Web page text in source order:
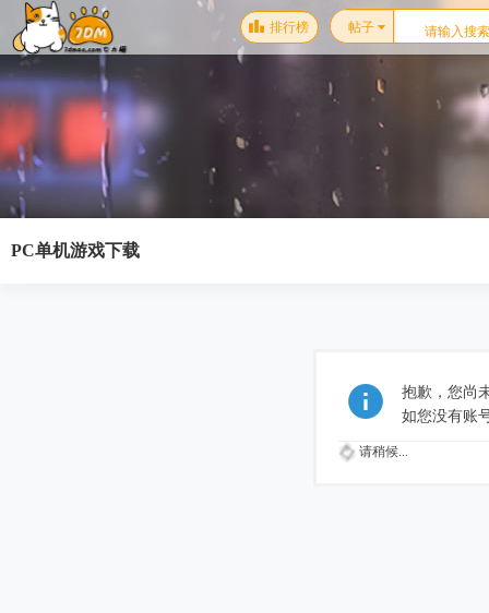
排行榜 帖子
PC单机游戏下载
抱歉，您尚
如您没有账
请稍候...